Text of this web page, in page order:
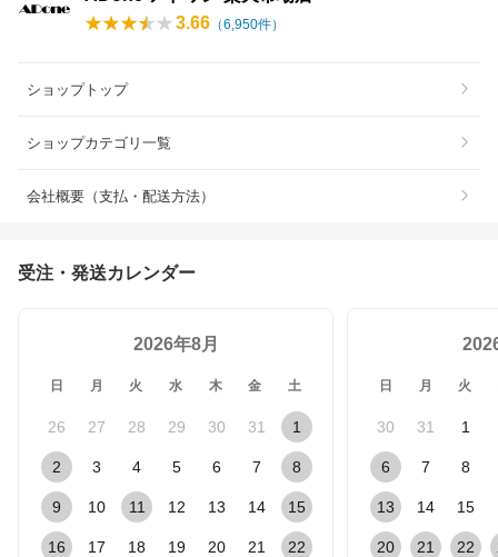
3.66 （6,950件）
ショップトップ
ショップカテゴリ一覧
会社概要（支払・配送方法）
受注・発送カレンダー
2026年8月
日 月 火 水 木 金 土
26 27 28 29 30 31 1
2 3 4 5 6 7 8
9 10 11 12 13 14 15
16 17 18 19 20 21 22
日 月 火
30 31 1
6 7 8
13 14 15
20 21 22